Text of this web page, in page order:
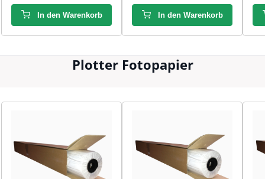
In den Warenkorb In den Warenkorb
Plotter Fotopapier